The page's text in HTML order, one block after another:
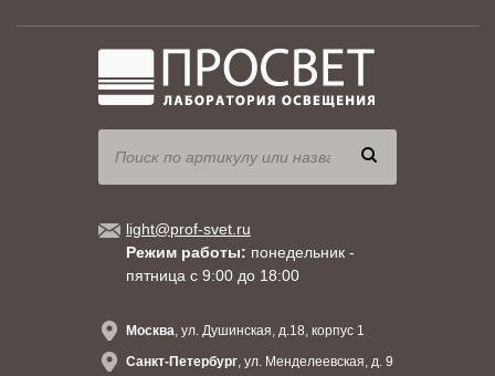
light@prof-svet.ru
Режим работы: понедельник -
пятница с 9:00 до 18:00
Москва, ул. Душинская, д.18, корпус 1
Санкт-Петербург, ул. Менделеевская, д. 9